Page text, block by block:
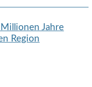
Jahre
Region